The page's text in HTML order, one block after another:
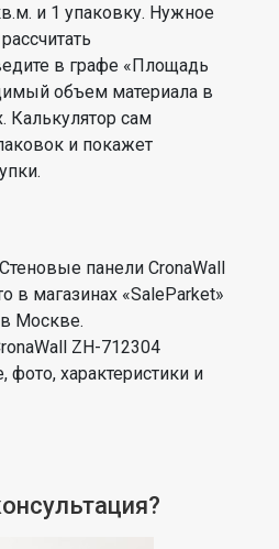
и 1 упаковку. Нужное
в графе «Площадь
объем материала в
Калькулятор сам
и покажет
панели CronaWall
в магазинах «SaleParket»
Москве.
ZH-712304
фото, характеристики и